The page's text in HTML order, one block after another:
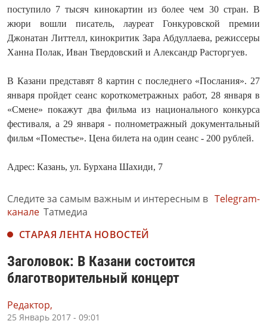
поступило 7 тысяч кинокартин из более чем 30 стран. В
жюри вошли писатель, лауреат Гонкуровской премии
Джонатан Литтелл, кинокритик Зара Абдуллаева, режиссеры
Ханна Полак, Иван Твердовский и Александр Расторгуев.
В Казани представят 8 картин с последнего «Послания». 27
января пройдет сеанс короткометражных работ, 28 января в
«Смене» покажут два фильма из национального конкурса
фестиваля, а 29 января - полнометражный документальный
фильм «Поместье». Цена билета на один сеанс - 200 рублей.
Адрес: Казань, ул. Бурхана Шахиди, 7
Следите за самым важным и интересным в Telegram-
канале Татмедиа
СТАРАЯ ЛЕНТА НОВОСТЕЙ
Заголовок: В Казани состоится
благотворительный концерт
Редактор,
25 Январь 2017 - 09:01